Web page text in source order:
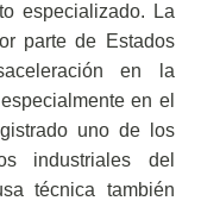
especializado. La
parte de Estados
en la
en el
uno de los
industriales del
técnica también